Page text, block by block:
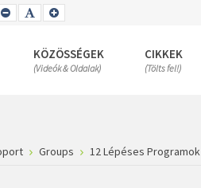
SET
SMALLER
SET
DEFAULT
SET
LARGER
KÖZÖSSÉGEK
(Videók & Oldalak)
CIKKEK
(Tölts fel!)
Groups 12 Lépéses Programok